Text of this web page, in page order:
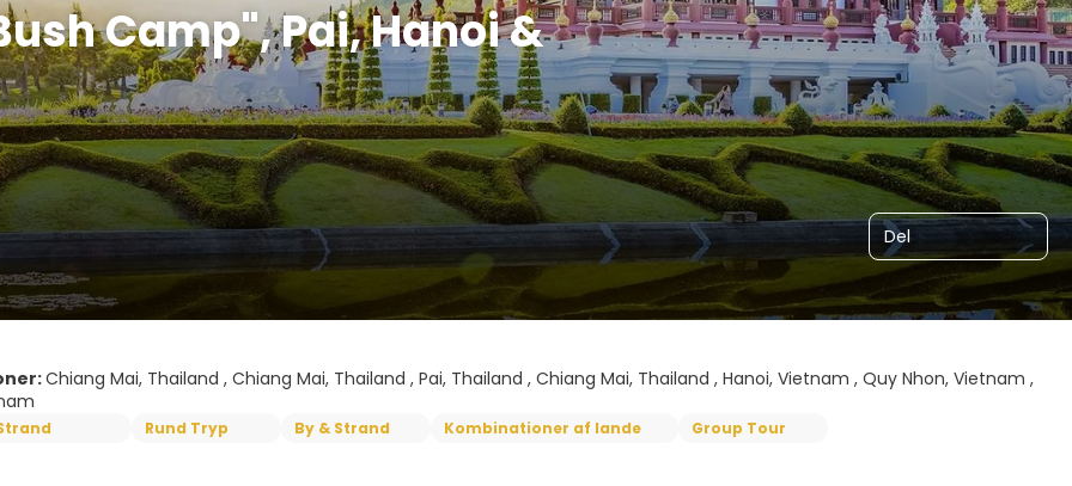
Camp", Pai, Hanoi &
Del
Chiang Mai, Thailand , Chiang Mai, Thailand , Pai, Thailand , Chiang Mai, Thailand , Hanoi, Vietnam , Quy Nhon, Vietnam ,
Rund Tryp By & Strand Kombinationer af lande Group Tour